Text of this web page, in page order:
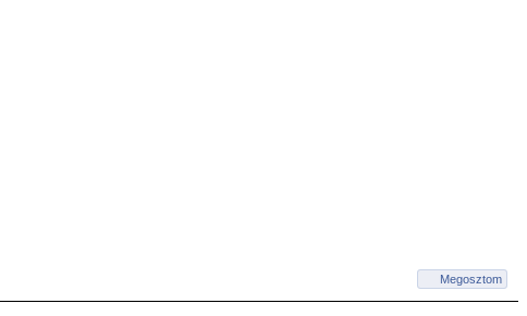
Megosztom